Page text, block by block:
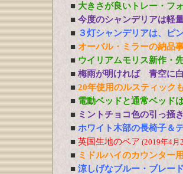
■ 大きさが良いトレー・フ
■ 今度のシャンデリアは軽
■ ３灯シャンデリアは、ピ
■ オーバル・ミラーの納品
■ ウイリアムモリス新作・
■ 梅雨が明ければ 青空に白
■ 20年使用のルスティック
■ 電動ベッドと通常ベッド
■ ミントチョコ色の引っ掻
■ ホワイト木部の長椅子＆
■ 英国生地のベア (2019年4月
■ ミドルハイのカウンター
■ 涼しげなブルー・ブレー